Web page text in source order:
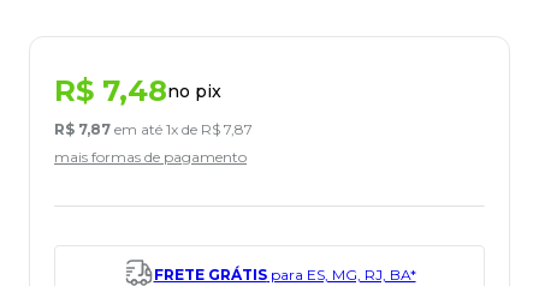
R$ 7,48no pix
R$ 7,87 em até 1x de R$ 7,87
mais formas de pagamento
FRETE GRÁTISpara ES, MG, RJ, BA*